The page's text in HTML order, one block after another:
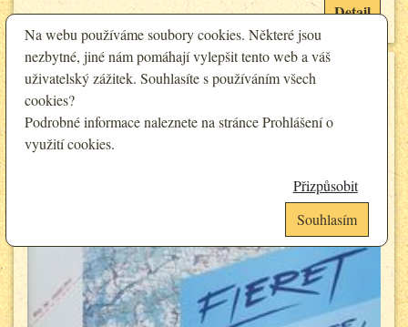
Detail
Na webu používáme soubory cookies. Některé jsou
nezbytné, jiné nám pomáhají vylepšit tento web a váš
uživatelský zážitek. Souhlasíte s používáním všech
cookies?
Podrobné informace naleznete na stránceProhlášení o
využití cookies.
Přizpůsobit
Souhlasím
Funkční cookies (vždy aktivní)
Jsou vyžadovány pro správnou funkčnost webu. Bez těchto cookies nemusí
web fungovat správně. Ve výchozím nastavení jsou povoleny a nelze je
zakázat.
Analytické cookies
Umožňují nám sbírat data o návštěvnosti webových stránek za účelem
zlepšení poskytovaných služeb. Neslouží k marketingových účelům.
Google AnalyticsAnalytické a preferenční cookies